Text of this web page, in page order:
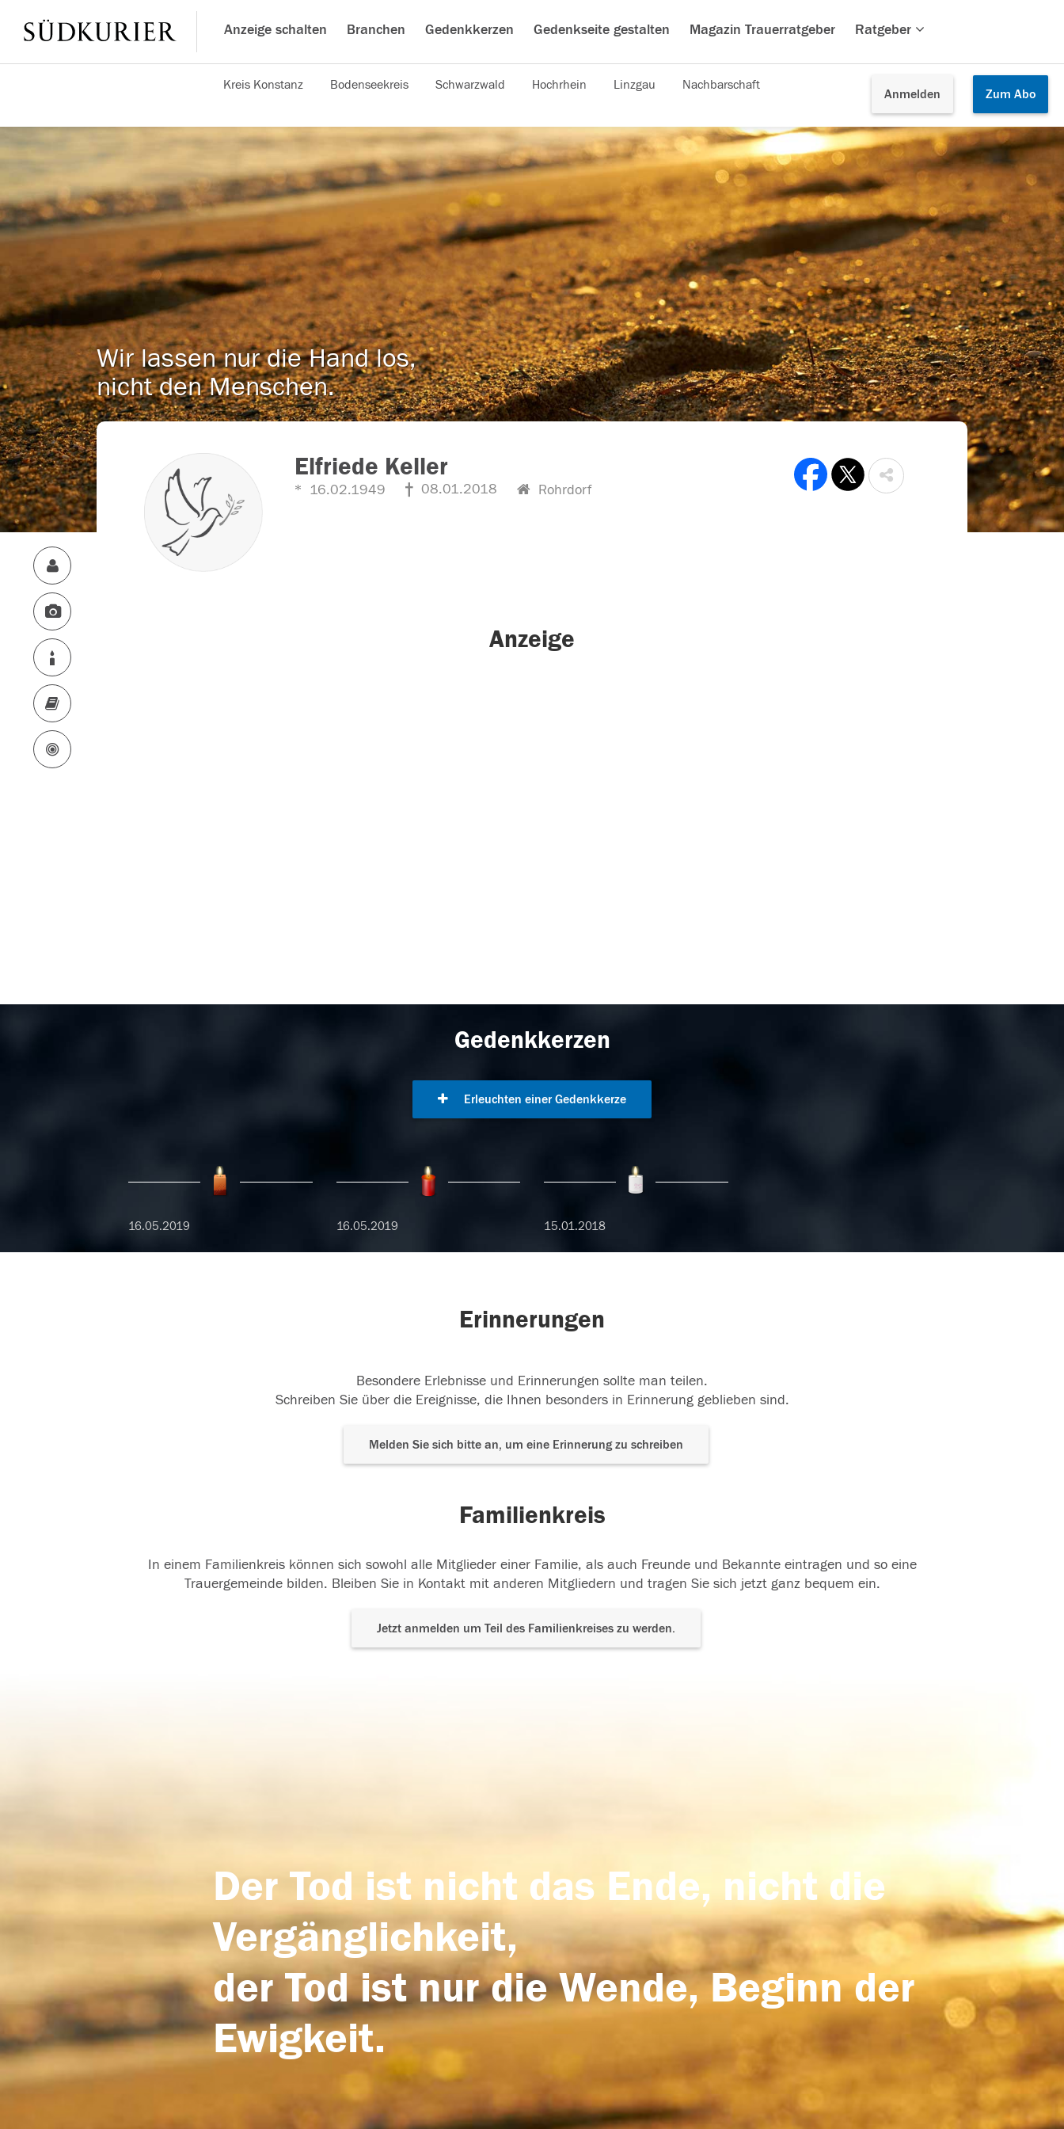
Anzeige schalten Branchen Gedenkkerzen Gedenkseite gestalten Magazin Trauerratgeber Ratgeber
Anmelden Zum Abo
Kreis Konstanz Bodenseekreis Schwarzwald Hochrhein Linzgau Nachbarschaft
Wir lassen nur die Hand los,
nicht den Menschen.
Elfriede Keller
16.02.1949 08.01.2018 Rohrdorf
Anzeige
Gedenkkerzen
Erleuchten einer Gedenkkerze
16.05.2019 16.05.2019 15.01.2018
Erinnerungen
Besondere Erlebnisse und Erinnerungen sollte man teilen.
Schreiben Sie über die Ereignisse, die Ihnen besonders in Erinnerung geblieben sind.
Melden Sie sich bitte an, um eine Erinnerung zu schreiben
Familienkreis
In einem Familienkreis können sich sowohl alle Mitglieder einer Familie, als auch Freunde und Bekannte eintragen und so eine
Trauergemeinde bilden. Bleiben Sie in Kontakt mit anderen Mitgliedern und tragen Sie sich jetzt ganz bequem ein.
Jetzt anmelden um Teil des Familienkreises zu werden.
Der Tod ist nicht das Ende, nicht die
Vergänglichkeit,
der Tod ist nur die Wende, Beginn der
Ewigkeit.